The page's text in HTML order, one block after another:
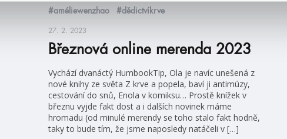
#améliewenzhao #dědictvíkrve
27. 2. 2023
Březnová online merenda 2023
Vychází dvanáctý HumbookTip, Ola je navíc unešená z
nové knihy ze světa Z krve a popela, baví ji antimúzy,
cestování do snů, Enola v komiksu… Prostě knížek v
březnu vyjde fakt dost a i dalších novinek máme
hromadu (od minulé merendy se toho stalo fakt hodně,
taky to bude tím, že jsme naposledy natáčeli v […]